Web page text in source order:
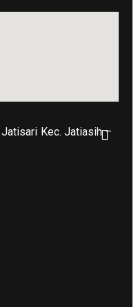
Jatisari Kec. Jatiasih –